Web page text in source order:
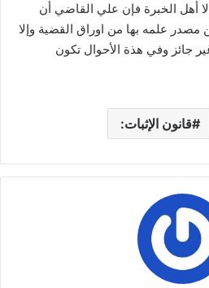
أهل الخبرة فإن علي القاضي أن
علمه بها من اوراق القضية وإلا
جائز وفي هذة الأحوال تكون
قانون الإثبات: